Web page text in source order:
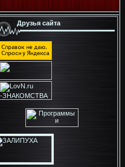
Друзья сайта